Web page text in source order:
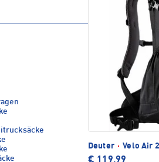
Deuter · Velo Air
€ 119,99